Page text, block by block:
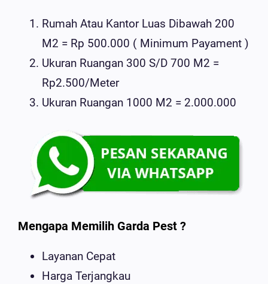
Rumah Atau Kantor Luas Dibawah 200
M2 = Rp 500.000 ( Minimum Payament )
Ukuran Ruangan 300 S/d 700 M2 =
Rp2.500/meter
Ukuran Ruangan 1000 M2 = 2.000.000
Mengapa Memilih Garda Pest ?
Layanan Cepat
Harga Terjangkau